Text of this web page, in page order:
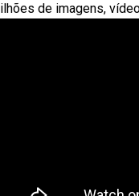
de imagens,